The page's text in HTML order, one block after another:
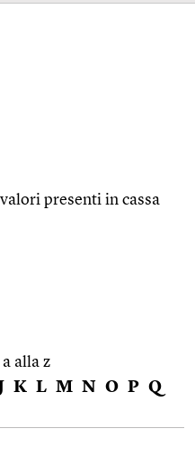
presenti in cassa
alla z
K L M N O P Q